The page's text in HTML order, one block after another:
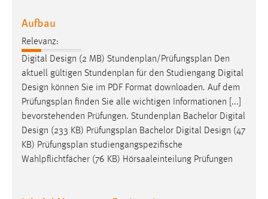
Aufbau
Relevanz:
Digital Design (2 MB) Stundenplan/ Prüfungsplan Den
aktuell gültigen Stundenplan für den Studiengang Digital
Design können Sie im PDF Format downloaden. Auf dem
Prüfungsplan finden Sie alle wichtigen Informationen [...]
bevorstehenden Prüfungen. Stundenplan Bachelor Digital
Design (233 KB) Prüfungsplan Bachelor Digital Design (47
KB) Prüfungsplan studiengangspezifische
Wahlpflichtfächer (76 KB) Hörsaaleinteilung Prüfungen